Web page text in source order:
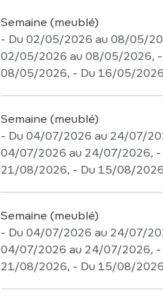
Semaine (meublé)
- Du 02/05/2026 au 08/05/
02/05/2026 au 08/05/2026,
08/05/2026, - Du 16/05/
Semaine (meublé)
- Du 04/07/2026 au 24/07/
04/07/2026 au 24/07/2026,
21/08/2026, - Du 15/08/
Semaine (meublé)
- Du 04/07/2026 au 24/07/
04/07/2026 au 24/07/2026,
21/08/2026, - Du 15/08/